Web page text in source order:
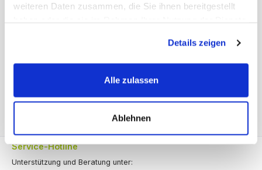
weiteren Daten zusammen, die Sie ihnen bereitgestellt
Details zeigen
Alle zulassen
Ablehnen
Bewertungen
Service-Hotline
Unterstützung und Beratung unter: